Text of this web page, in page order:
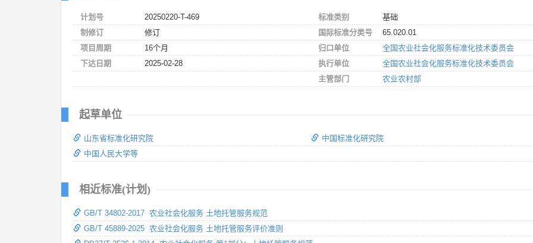
计划号
20250220-T-469
制修订
修订
项目周期
16个月
下达日期
2025-02-28
标准类别
基础
国际标准分类号
65.020.01
归口单位
全国农业社会化服务标准化技术委员会
执行单位
全国农业社会化服务标准化技术委员会
主管部门
农业农村部
起草单位
山东省标准化研究院
中国人民大学等
中国标准化研究院
相近标准(计划)
GB/T 34802-2017 农业社会化服务 土地托管服务规范
GB/T 45889-2025 农业社会化服务 土地托管服务评价准则